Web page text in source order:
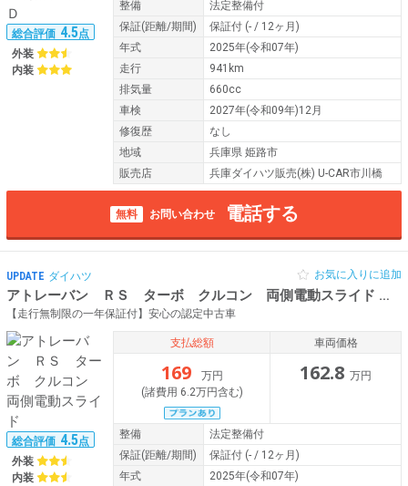
総合評価 4.5点
外装
内装
整備
法定整備付
保証(距離/期間) 保証付 (- / 12ヶ月)
年式
2025年(令和07年)
走行
941km
排気量
660cc
車検
2027年(令和09年)12月
修復歴
なし
地域
兵庫県 姫路市
販売店
兵庫ダイハツ販売(株) U-CAR市川橋
無料 お問い合わせ 電話する
UPDATE ダイハツ
アトレーバン ＲＳ ターボ クルコン 両側電動スライド 令和
【走行無制限の一年保証付】安心の認定中古車
お気に入りに追加
総合評価 4.5点
外装
内装
支払総額
169
万円
(諸費用 6.2万円含む)
車両価格
162.8 万円
整備
法定整備付
保証(距離/期間) 保証付 (- / 12ヶ月)
年式
2025年(令和07年)